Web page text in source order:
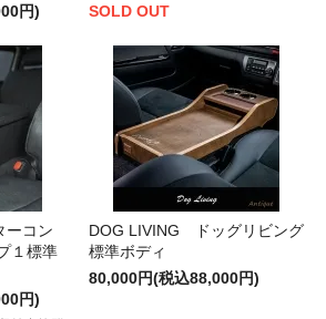
円)
SOLD OUT
コン
１標準
円)
DOG LIVING ドッグリビング
標準ボディ
80,000円(税込88,000円)